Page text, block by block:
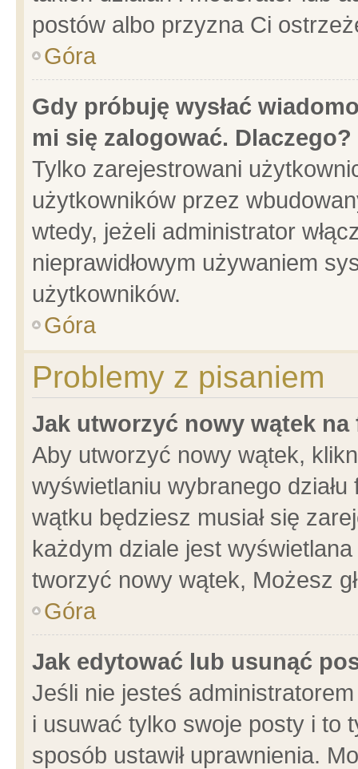
postów albo przyzna Ci
Góra
Gdy próbuję wysłać
mi się zalogować. Dlaczego?
Tylko zarejestrowani
użytkowników przez
wtedy, jeżeli administrator
nieprawidłowym używaniem
użytkowników.
Góra
Problemy z pisaniem
Jak utworzyć nowy wątek na
Aby utworzyć nowy wątek,
wyświetlaniu wybranego
wątku będziesz musiał się
każdym dziale jest
tworzyć nowy wątek, Możesz
Góra
Jak edytować lub usunąć
Jeśli nie jesteś
i usuwać tylko swoje posty i to
sposób ustawił uprawnienia.